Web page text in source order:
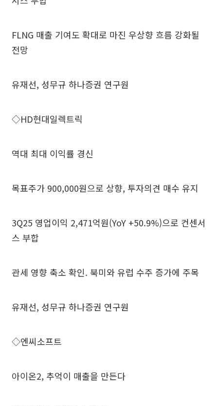
FLNG 매출 기여도 확대로 마진 우상향 흐름 강화될
전망
유재선, 성무규 하나증권 연구원
◇HD현대일렉트릭
역대 최대 이익률 경신
목표주가 900,000원으로 상향, 투자의견 매수 유지
3Q25 영업이익 2,471억원(YoY +50.9%)으로 컨센서
스 부합
관세 영향 축소 확인. 북미와 유럽 수주 증가에 주목
유재선, 성무규 하나증권 연구원
◇엔씨소프트
아이온2, 추억이 매출을 만든다